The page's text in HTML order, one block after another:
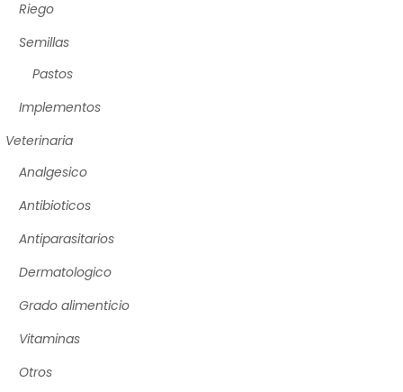
Riego
Semillas
Pastos
Implementos
Veterinaria
Analgesico
Antibioticos
Antiparasitarios
Dermatologico
Grado alimenticio
Vitaminas
Otros